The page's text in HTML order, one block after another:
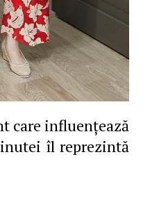
care influenţează
îl reprezintă